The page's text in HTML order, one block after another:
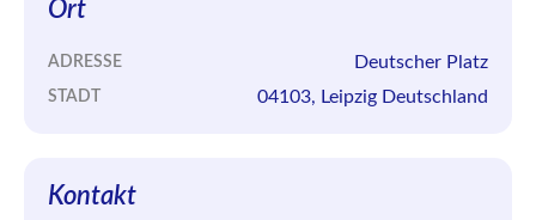
Ort
ADRESSE Deutscher Platz
STADT 04103, Leipzig Deutschland
Kontakt